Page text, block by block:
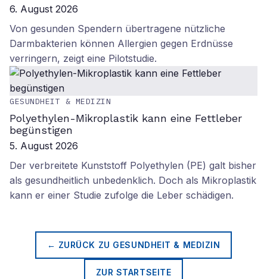
6. August 2026
Von gesunden Spendern übertragene nützliche
Darmbakterien können Allergien gegen Erdnüsse
verringern, zeigt eine Pilotstudie.
GESUNDHEIT & MEDIZIN
Polyethylen-Mikroplastik kann eine Fettleber
begünstigen
5. August 2026
Der verbreitete Kunststoff Polyethylen (PE) galt bisher
als gesundheitlich unbedenklich. Doch als Mikroplastik
kann er einer Studie zufolge die Leber schädigen.
← ZURÜCK ZU GESUNDHEIT & MEDIZIN
ZUR STARTSEITE